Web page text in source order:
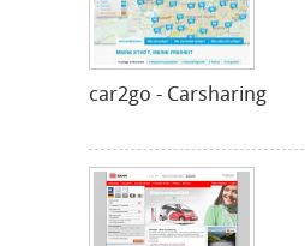
car2go - Carsharing